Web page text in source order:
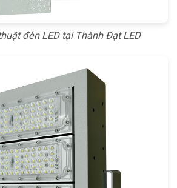
đèn LED tại Thành Đạt LED